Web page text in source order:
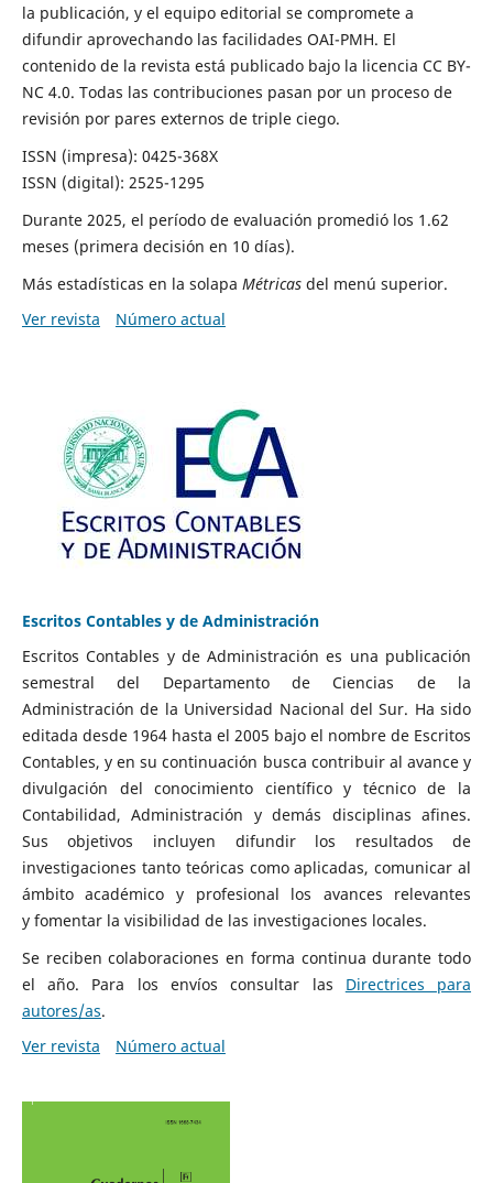
la publicación, y el equipo editorial se compromete a
difundir aprovechando las facilidades OAI-PMH. El
contenido de la revista está publicado bajo la licencia CC BY-
NC 4.0. Todas las contribuciones pasan por un proceso de
revisión por pares externos de triple ciego.
ISSN (impresa): 0425-368X
ISSN (digital): 2525-1295
Durante 2025, el período de evaluación promedió los 1.62
meses (primera decisión en 10 días).
Más estadísticas en la solapa Métricasdel menú superior.
Ver revista
Número actual
Escritos Contables y de Administración
Escritos Contables y de Administración es una publicación
semestral del Departamento de Ciencias de la
Administración de la Universidad Nacional del Sur. Ha sido
editada desde 1964 hasta el 2005 bajo el nombre de Escritos
Contables, y en su continuación busca contribuir al avance y
divulgación del conocimiento científico y técnico de la
Contabilidad, Administración y demás disciplinas afines.
Sus objetivos incluyen difundir los resultados de
investigaciones tanto teóricas como aplicadas, comunicar al
ámbito académico y profesional los avances relevantes
y fomentar la visibilidad de las investigaciones locales.
Se reciben colaboraciones en forma continua durante todo
el año. Para los envíos consultar las Directrices para
autores/as.
Ver revista
Número actual